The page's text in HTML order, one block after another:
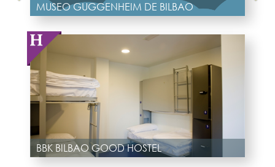
MUSEO GUGGENHEIM DE BILBAO
BBK BILBAO GOOD HOSTEL